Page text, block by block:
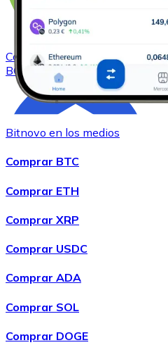
ComprarBitcoin Cashcon
BCH
ComprarChainlink
LINK
Bitnovo en los medios
Comprar BTC
Comprar ETH
Comprar XRP
Comprar USDC
Comprar ADA
Comprar SOL
Comprar DOGE